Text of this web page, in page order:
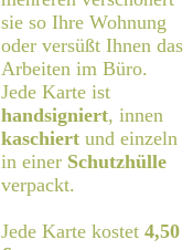
sie so Ihre Wohnung
oder versüßt Ihnen das
Arbeiten im Büro.
Jede Karte ist
handsigniert, innen
kaschiert und einzeln
in einer Schutzhülle
verpackt.
Jede Karte kostet4,50